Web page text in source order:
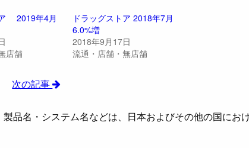
2019年4月
店舗
ドラッグストア 2018年7月
6.0%増
2018年9月17日
流通・店舗・無店舗
次の記事
品名・システム名などは、日本およびその他の国にお